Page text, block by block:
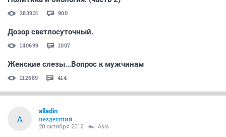
283931 900
Дозор светлосуточный.
140699 1007
Женские слезы...Вопрос к мужчинам
112689 414
A
alladin
нездешний
20 октября 2012 AsIs